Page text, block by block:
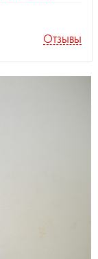
Отзывы